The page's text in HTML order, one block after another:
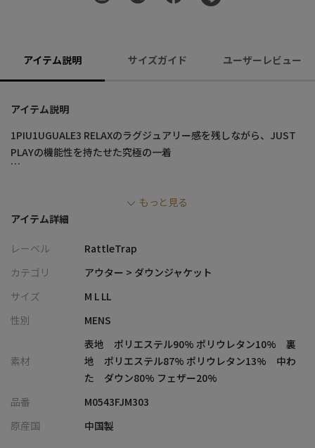
アイテム説明 サイズガイド ユーザーレビュー
アイテム説明
1PIU1UGUALE3 RELAXのラグジュアリー感を残しながら、JUST
PLAYの機能性を持たせた究極の一着
ファスナーの前立て部分には1PIU1GUALE3 RELAX人気の筆記体ロ
-fabric-
ジュアリーと本格仕様の両立を可能にしたダウンブルゾン。
表面には光沢があり、ツヤのある素材感が特徴です。
-style-
着ぶくれせず、すっきりと着られ、コーデの組みやすさもポイン
機能性とデザイン性を両立したアーバンアウトドアスタイルで、
タウンからアウトドアまでシームレスに活躍します。
もっと見る
アイテム詳細
レーベル
RattleTrap
カテゴリ
アウター > ダウンジャケット
サイズ
M L LL
性別
MENS
素材
表地 ポリエステル90% ポリウレタン10% 裏
地 ポリエステル87% ポリウレタン13% 中わ
た ダウン80% フェザー20%
品番
M0543FJM303
原産国
中国製